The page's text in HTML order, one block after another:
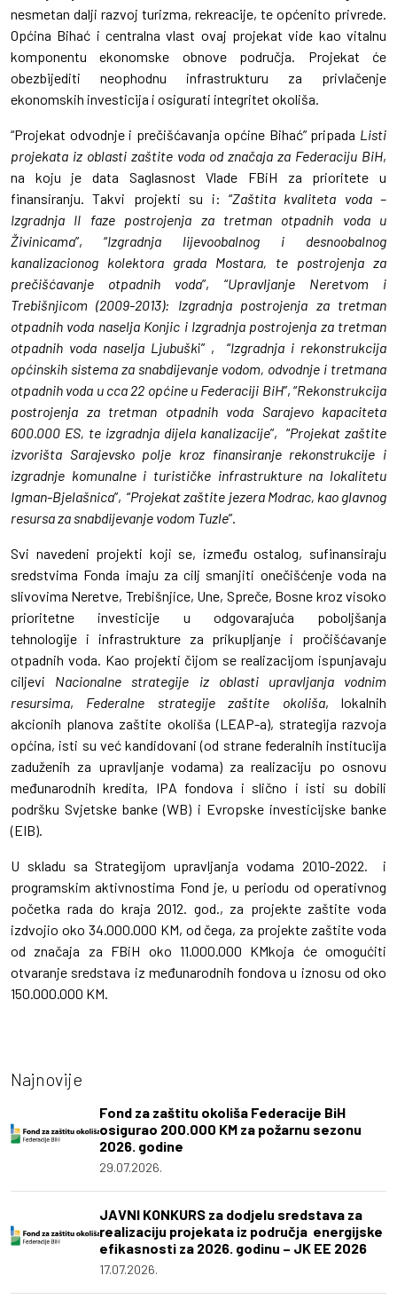
nesmetan dalji razvoj turizma, rekreacije, te općenito privrede.
Općina Bihać i centralna vlast ovaj projekat vide kao vitalnu
komponentu ekonomske obnove područja. Projekat će
obezbijediti neophodnu infrastrukturu za privlačenje
ekonomskih investicija i osigurati integritet okoliša.
“Projekat odvodnje i prečišćavanja općine Bihać” pripada Listi
projekata iz oblasti zaštite voda od značaja za Federaciju BiH,
na koju je data Saglasnost Vlade FBiH za prioritete u
finansiranju. Takvi projekti su i: “Zaštita kvaliteta voda –
Izgradnja II faze postrojenja za tretman otpadnih voda u
Živinicama”, “Izgradnja lijevoobalnog i desnoobalnog
kanalizacionog kolektora grada Mostara, te postrojenja za
prečišćavanje otpadnih voda”, “Upravljanje Neretvom i
Trebišnjicom (2009-2013): Izgradnja postrojenja za tretman
otpadnih voda naselja Konjic i Izgradnja postrojenja za tretman
otpadnih voda naselja Ljubuški” , “Izgradnja i rekonstrukcija
općinskih sistema za snabdijevanje vodom, odvodnje i tretmana
otpadnih voda u cca 22 općine u Federaciji BiH”, “Rekonstrukcija
postrojenja za tretman otpadnih voda Sarajevo kapaciteta
600.000 ES, te izgradnja dijela kanalizacije”, “Projekat zaštite
izvorišta Sarajevsko polje kroz finansiranje rekonstrukcije i
izgradnje komunalne i turističke infrastrukture na lokalitetu
Igman-Bjelašnica”, “Projekat zaštite jezera Modrac, kao glavnog
resursa za snabdijevanje vodom Tuzle”.
Svi navedeni projekti koji se, između ostalog, sufinansiraju
sredstvima Fonda imaju za cilj smanjiti onečišćenje voda na
slivovima Neretve, Trebišnjice, Une, Spreče, Bosne kroz visoko
prioritetne investicije u odgovarajuća poboljšanja
tehnologije i infrastrukture za prikupljanje i pročišćavanje
otpadnih voda. Kao projekti čijom se realizacijom ispunjavaju
ciljevi Nacionalne strategije iz oblasti upravljanja vodnim
resursima, Federalne strategije zaštite okoliša, lokalnih
akcionih planova zaštite okoliša (LEAP-a), strategija razvoja
općina, isti su već kandidovani (od strane federalnih institucija
zaduženih za upravljanje vodama) za realizaciju po osnovu
međunarodnih kredita, IPA fondova i slično i isti su dobili
podršku Svjetske banke (WB) i Evropske investicijske banke
(EIB).
U skladu sa Strategijom upravljanja vodama 2010-2022. i
programskim aktivnostima Fond je, u periodu od operativnog
početka rada do kraja 2012. god., za projekte zaštite voda
izdvojio oko 34.000.000 KM, od čega, za projekte zaštite voda
od značaja za FBiH oko 11.000.000 KMkoja će omogućiti
otvaranje sredstava iz međunarodnih fondova u iznosu od oko
150.000.000 KM.
Najnovije
Fond za zaštitu okoliša Federacije BiH
osigurao 200.000 KM za požarnu sezonu
2026. godine
29.07.2026.
JAVNI KONKURS za dodjelu sredstava za
realizaciju projekata iz područja energijske
efikasnosti za 2026. godinu – JK EE 2026
17.07.2026.